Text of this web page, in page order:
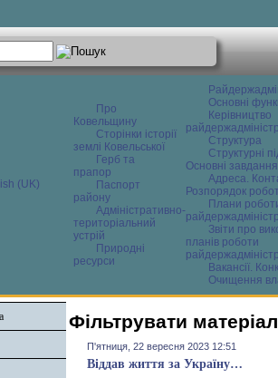
Про
Ковельщину
Сторінки історії
землі Ковельської
Герб та
прапор
Паспорт
району
Адміністративно-
територіальний
устрій
Природні
ресурси
Основні
Керівництво
Структура
Структурні
Основні завдання
Адреса.
Розпорядок
Плани
Звіти про
планів роботи
Вакансії.
Очищення
Фільтрувати
П'ятниця, 22 вересня 2023 12:51
Віддав життя за Україну…